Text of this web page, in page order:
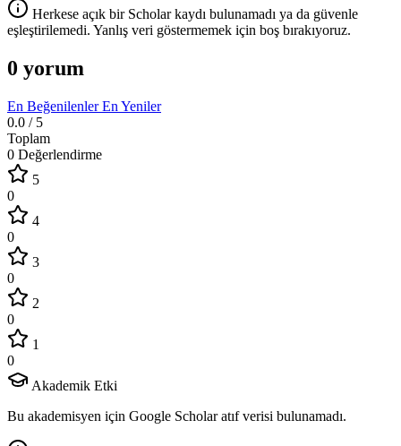
Herkese açık bir Scholar kaydı bulunamadı ya da güvenle
eşleştirilemedi. Yanlış veri göstermemek için boş bırakıyoruz.
0 yorum
En BeğenilenlerEn Yeniler
0.0 / 5
Toplam
0 Değerlendirme
5
0
4
0
3
0
2
0
1
0
Akademik Etki
Bu akademisyen için Google Scholar atıf verisi bulunamadı.